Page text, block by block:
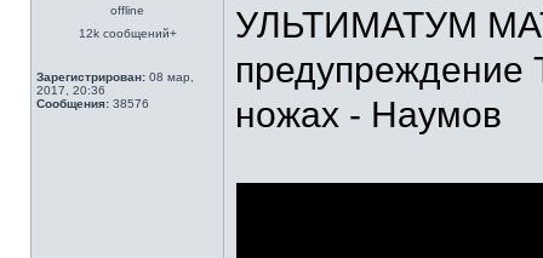
offline
12k сообщений+
Зарегистрирован: 08 мар,
2017, 20:36
Сообщения: 38576
УЛЬТИМАТУМ
предупреждение
ножах - Наумов